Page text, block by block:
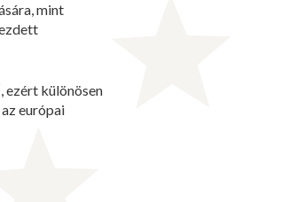
mint
ezért különösen
európai